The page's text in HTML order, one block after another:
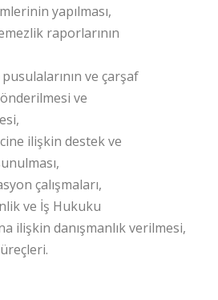
yapılması,
raporlarının
ve çarşaf
ve
ilişkin destek ve
çalışmaları,
ve İş Hukuku
ilişkin danışmanlık verilmesi,